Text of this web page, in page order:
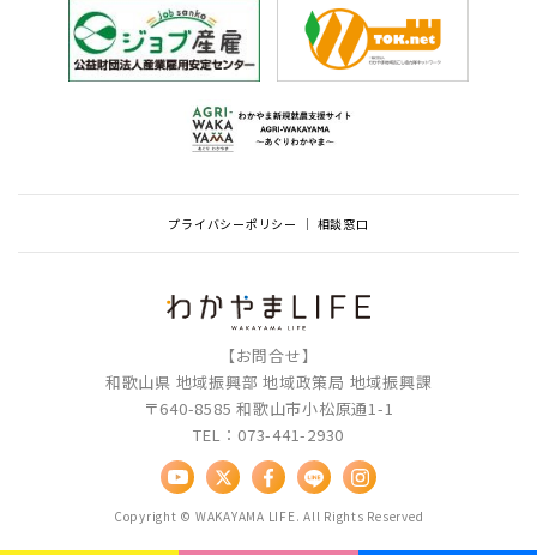
プライバシーポリシー 相談窓口
【お問合せ】
和歌山県 地域振興部 地域政策局 地域振興課
〒640-8585 和歌山市小松原通1-1
TEL：073-441-2930
Copyright © WAKAYAMA LIFE. All Rights Reserved